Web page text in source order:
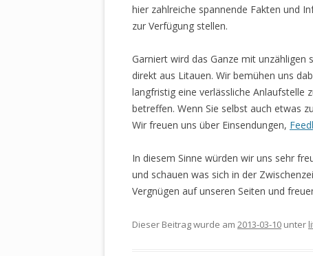
hier zahlreiche spannende Fakten und
zur Verfügung stellen.
Garniert wird das Ganze mit
direkt aus Litauen. Wir bemühen uns
langfristig eine verlässliche Anlaufstelle
betreffen. Wenn Sie selbst auch etwas
Wir freuen uns über Einsendungen,
In diesem Sinne würden wir uns sehr
und schauen was sich in der
Vergnügen auf unseren Seiten und
Dieser Beitrag wurde am 2013-03-10 unter